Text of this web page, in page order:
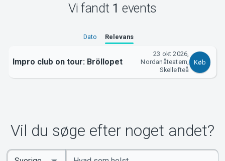
Vi fandt 1 events
Dato Relevans
Impro club on tour: Bröllopet
23 okt 2026,
Nordanåteatern,
Skellefteå
Køb
Vil du søge efter noget andet?
Indtast
Select